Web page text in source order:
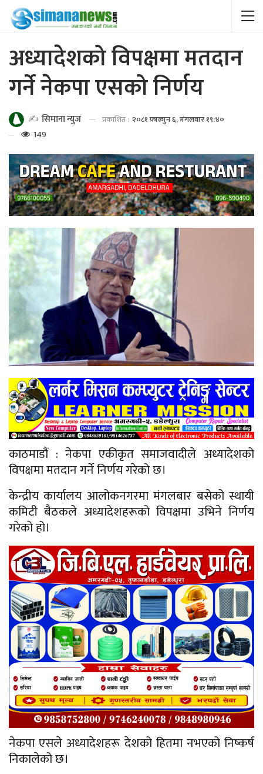
अध्यादेशको विपक्षमा मतदान
गर्ने नेकपा एसको निर्णय
✍️ सिमाना न्युज प्रकाशित : २०८१ फाल्गुन ६, मंगलवार १९:४०
149
काठमाडौं : नेकपा एकीकृत समाजवादीले अध्यादेशको
विपक्षमा मतदान गर्ने निर्णय गरेको छ।
केन्द्रीय कार्यालय आलोकनगरमा मंगलबार बसेको स्थायी
कमिटी बैठकले अध्यादेशहरूको विपक्षमा उभिने निर्णय
गरेको हो।
नेकपा एसले अध्यादेशहरू देशको हितमा नभएको निष्कर्ष
निकालेको छ।